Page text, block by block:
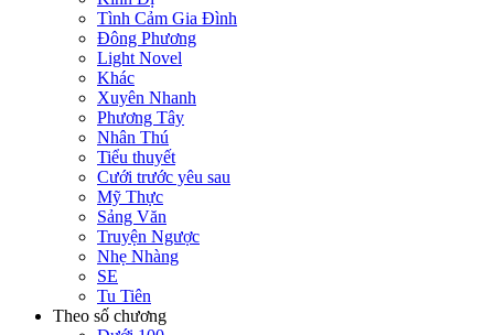
Tình Cảm Gia Đình
Đông Phương
Light Novel
Khác
Xuyên Nhanh
Phương Tây
Nhân Thú
Tiểu thuyết
Cưới trước yêu sau
Mỹ Thực
Sảng Văn
Truyện Ngược
Nhẹ Nhàng
SE
Tu Tiên
Theo số chương